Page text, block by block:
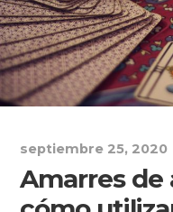
septiembre 25, 2020
Amarres de